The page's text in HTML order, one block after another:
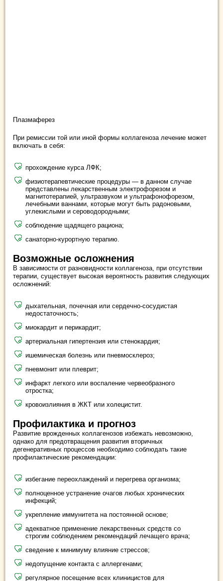
Плазмаферез
При ремиссии той или иной формы коллагеноза лечение может
включать в себя:
прохождение курса ЛФК;
физиотерапевтические процедуры — в данном случае
представлены лекарственным электрофорезом и
магнитотерапией, ультразвуком и ультрафонофорезом,
лечебными ваннами, которые могут быть радоновыми,
углекислыми и сероводородными;
соблюдение щадящего рациона;
санаторно-курортную терапию.
Возможные осложнения
В зависимости от разновидности коллагеноза, при отсутствии
терапии, существует высокая вероятность развития следующих
осложнений:
дыхательная, почечная или сердечно-сосудистая
недостаточность;
миокардит и перикардит;
артериальная гипертензия или стенокардия;
ишемическая болезнь или пневмосклероз;
пневмонит или плеврит;
инфаркт легкого или воспаление червеобразного
отростка;
кровоизлияния в ЖКТ или холецистит.
Профилактика и прогноз
Развитие врожденных коллагенозов избежать невозможно,
однако для предотвращения развития вторичных
дегенеративных процессов необходимо соблюдать такие
профилактические рекомендации:
избегание переохлаждений и перегрева организма;
полноценное устранение очагов любых хронических
инфекций;
укрепление иммунитета на постоянной основе;
адекватное применение лекарственных средств со
строгим соблюдением рекомендаций лечащего врача;
сведение к минимуму влияние стрессов;
недопущение контакта с аллергенами;
регулярное посещение всех клиницистов для